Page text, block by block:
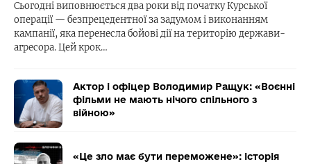
Сьогодні виповнюється два роки від початку Курської
операції — безпрецедентної за задумом і виконанням
кампанії, яка перенесла бойові дії на територію держави-
агресора. Цей крок…
Актор і офіцер Володимир Ращук: «Воєнні
фільми не мають нічого спільного з
війною»
«Це зло має бути переможене»: історія